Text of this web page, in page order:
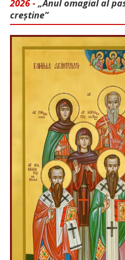
2026 - „Anul omagial al
creștine”